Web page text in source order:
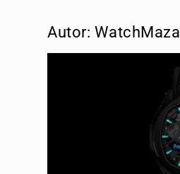
Autor: